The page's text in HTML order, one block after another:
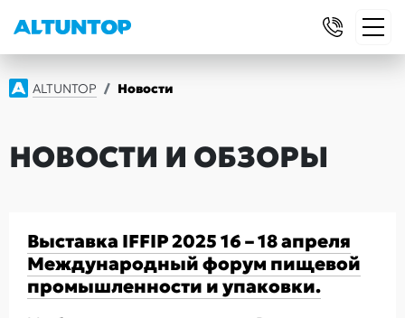
ALTUNTOP Новости
НОВОСТИ И ОБЗОРЫ
Выставка IFFIP 2025 16 – 18 апреля
Международный форум пищевой
промышленности и упаковки.